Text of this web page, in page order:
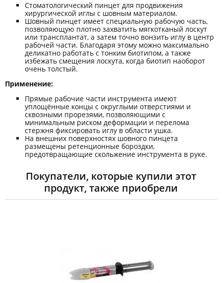
Стоматологический пинцет для продвижения
хирургической иглы с шовным материалом.
Шовный пинцет имеет специальную рабочую часть,
позволяющую плотно захватить мягкотканый лоскут
или трансплантат, а затем точно вонзить иглу в центр
рабочей части. Благодаря этому можно максимально
деликатно работать с тонким биотипом, а также
избежать смещения лоскута, когда биотип наоборот
очень толстый.
Применение:
Прямые рабочие части инструмента имеют
уплощённые концы с округлыми отверстиями и
сквозными прорезями, позволяющими с
минимальным риском деформации и перелома
стержня фиксировать иглу в области ушка.
На внешних поверхностях шовного пинцета
размещены ретенционные бороздки,
предотвращающие скольжение инструмента в руке.
Покупатели, которые купили этот
продукт, также приобрели